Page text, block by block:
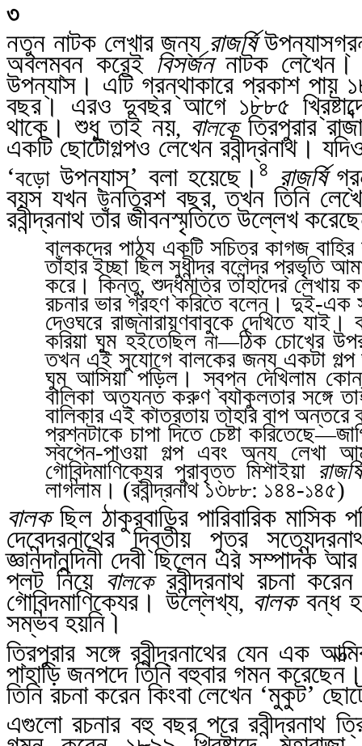
৩
নতুন নাটক লেখার জন্যরাজর্ষি
অবলম্বন করেই বিসর্জননাটক
উপন্যাস। এটি গ্রন্থাকারে প্রকাশ পায়
বছর। এরও দুবছর আগে ১৮৮৫
থাকে। শুধু তাই নয়, বালকেত্রিপুরার
একটি ছোটোগল্পও লেখেন রবীন্দ্রনাথ।
‘বড়ো উপন্যাস’ বলা হয়েছে। ৪ রাজর্ষি
বয়স যখনউনত্রিশ বছর,তখন তিনি
রবীন্দ্রনাথ তাঁর জীবনস্মৃতিতে উল্লেখ
বালকদের পাঠ্য একটি সচিত্র কাগজ
তাঁহার ইচ্ছা ছিল সুধীন্দ্র বলেন্দ্র
করে। কিন্তু,শুদ্ধমাত্র তাহাদের লেখায়
রচনার ভার গ্রহণ করিতে বলেন। দুই-এক
দেওঘরে রাজনারায়ণবাবুকে দেখিতে
করিয়া ঘুম হইতেছিল না—ঠিক চোখের
তখন এই সুযোগে বালকের জন্য একটা গল্প
ঘুম আসিয়া পড়িল। স্বপ্ন দেখিলাম
বালিকা অত্যন্ত করুণ ব্যাকুলতার সঙ্গে
বালিকার এই কাতরতায় তাহার বাপ অন্তরে
প্রশ্নটাকে চাপা দিতে চেষ্টা করিতেছে—
স্বপ্নে-পাওয়া গল্প এবং অন্য লেখা
গোবিন্দমাণিক্যের পুরাবৃত্ত মিশাইয়া রাজর্ষি
লাগলাম। (রবীন্দ্রনাথ ১৩৮৮: ১৪৪-১৪৫)
বালকছিল ঠাকুরবাড়ির পারিবারিক মাসিক
দেবেন্দ্রনাথের দ্বিতীয় পুত্র
জ্ঞানদানন্দিনী দেবী ছিলেন এর সম্পাদক
প্লট নিয়ে বালকেরবীন্দ্রনাথ রচনা
গোবিন্দমাণিক্যের। উল্লেখ্য, বালকবন্ধ
সম্ভব হয়নি।
ত্রিপুরার সঙ্গে রবীন্দ্রনাথের যেন এক
পাহাড়ি জনপদে তিনি বহুবার গমন
তিনি রচনা করেন কিংবা লেখেন ‘মুকুট’
এগুলো রচনার বহু বছর পরে রবীন্দ্রনাথ